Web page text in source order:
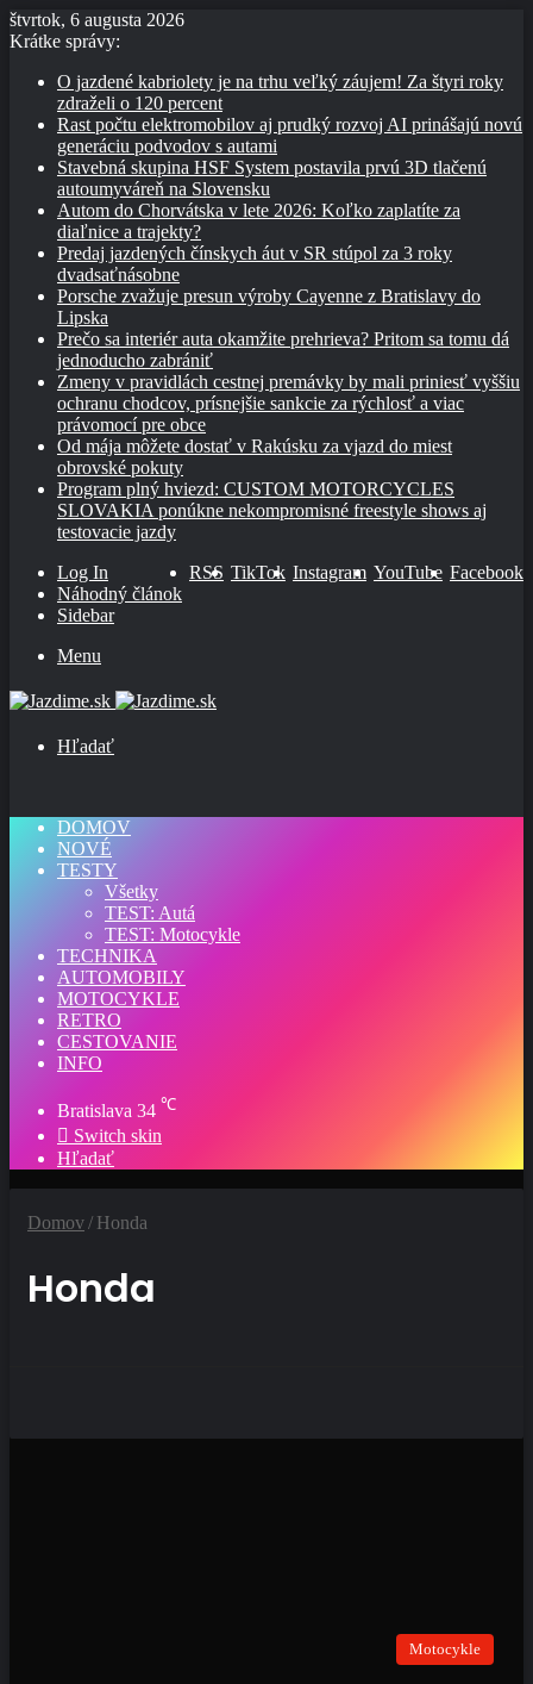
štvrtok, 6 augusta 2026
Krátke správy:
O jazdené kabriolety je na trhu veľký záujem! Za štyri roky
zdraželi o 120 percent
Rast počtu elektromobilov aj prudký rozvoj AI prinášajú novú
generáciu podvodov s autami
Stavebná skupina HSF System postavila prvú 3D tlačenú
autoumyváreň na Slovensku
Autom do Chorvátska v lete 2026: Koľko zaplatíte za
diaľnice a trajekty?
Predaj jazdených čínskych áut v SR stúpol za 3 roky
dvadsaťnásobne
Porsche zvažuje presun výroby Cayenne z Bratislavy do
Lipska
Prečo sa interiér auta okamžite prehrieva? Pritom sa tomu dá
jednoducho zabrániť
Zmeny v pravidlách cestnej premávky by mali priniesť vyššiu
ochranu chodcov, prísnejšie sankcie za rýchlosť a viac
právomocí pre obce
Od mája môžete dostať v Rakúsku za vjazd do miest
obrovské pokuty
Program plný hviezd: CUSTOM MOTORCYCLES
SLOVAKIA ponúkne nekompromisné freestyle shows aj
testovacie jazdy
Facebook
YouTube
Instagram
TikTok
RSS
Log In
Náhodný článok
Sidebar
Menu
Hľadať
DOMOV
NOVÉ
TESTY
Všetky
TEST: Autá
TEST: Motocykle
TECHNIKA
AUTOMOBILY
MOTOCYKLE
RETRO
CESTOVANIE
INFO
Bratislava 34 ℃
Switch skin
Hľadať
Domov/ Honda
Honda
Motocykle